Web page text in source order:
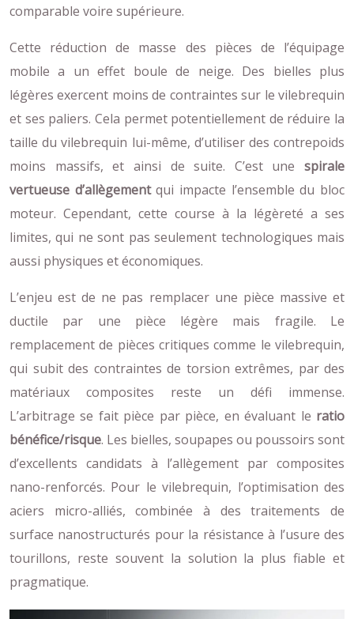
comparable voire supérieure.
Cette réduction de masse des pièces de l’équipage
mobile a un effet boule de neige. Des bielles plus
légères exercent moins de contraintes sur le vilebrequin
et ses paliers. Cela permet potentiellement de réduire la
taille du vilebrequin lui-même, d’utiliser des contrepoids
moins massifs, et ainsi de suite. C’est une spirale
vertueuse d’allègementqui impacte l’ensemble du bloc
moteur. Cependant, cette course à la légèreté a ses
limites, qui ne sont pas seulement technologiques mais
aussi physiques et économiques.
L’enjeu est de ne pas remplacer une pièce massive et
ductile par une pièce légère mais fragile. Le
remplacement de pièces critiques comme le vilebrequin,
qui subit des contraintes de torsion extrêmes, par des
matériaux composites reste un défi immense.
L’arbitrage se fait pièce par pièce, en évaluant le ratio
bénéfice/risque. Les bielles, soupapes ou poussoirs sont
d’excellents candidats à l’allègement par composites
nano-renforcés. Pour le vilebrequin, l’optimisation des
aciers micro-alliés, combinée à des traitements de
surface nanostructurés pour la résistance à l’usure des
tourillons, reste souvent la solution la plus fiable et
pragmatique.